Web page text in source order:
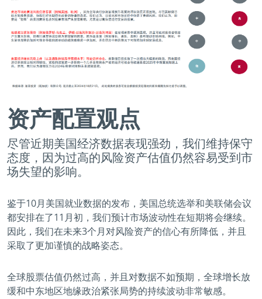
资产配置观点
尽管近期美国经济数据表现强劲，我们维持保守
态度，因为过高的风险资产估值仍然容易受到市
场失望的影响。
鉴于10月美国就业数据的发布，美国总统选举和美联储会议
都安排在了11月初，我们预计市场波动性在短期将会继续。
因此，我们在未来3个月对风险资产的信心有所降低，并且
采取了更加谨慎的战略姿态。
全球股票估值仍然过高，并且对数据不如预期，全球增长放
缓和中东地区地缘政治紧张局势的持续波动非常敏感。